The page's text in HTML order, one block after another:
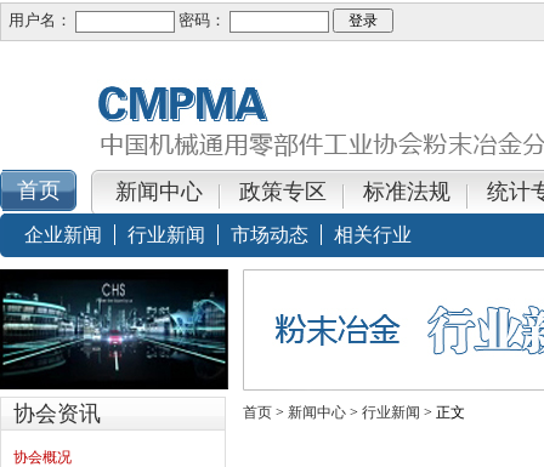
用户名： 密码：
新闻中心 政策专区 标准法规 统计
企业新闻 行业新闻 市场动态 相关行业
协会资讯
协会概况
首页 > 新闻中心 > 行业新闻 > 正文